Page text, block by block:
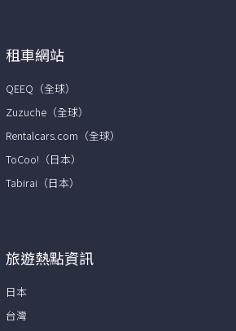
租車網站
QEEQ（全球）
Zuzuche（全球）
Rentalcars.com（全球）
ToCoo!（日本）
Tabirai（日本）
旅遊熱點資訊
日本
台灣